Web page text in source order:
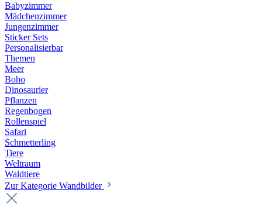
Babyzimmer
Mädchenzimmer
Jungenzimmer
Sticker Sets
Personalisierbar
Themen
Meer
Boho
Dinosaurier
Pflanzen
Regenbogen
Rollenspiel
Safari
Schmetterling
Tiere
Weltraum
Waldtiere
Zur Kategorie Wandbilder